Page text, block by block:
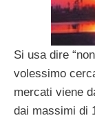
Si usa dire
volessimo
mercati viene
dai massimi di